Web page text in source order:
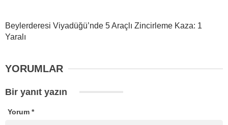
Beylerderesi Viyadüğü’nde 5 Araçlı Zincirleme Kaza: 1
Yaralı
YORUMLAR
Bir yanıt yazın
Yorum *